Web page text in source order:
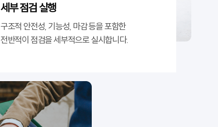
세부 점검 실행
구조적 안전성, 기능성, 마감 등을 포함한
전반적이 점검을 세부적으로 실시합니다.